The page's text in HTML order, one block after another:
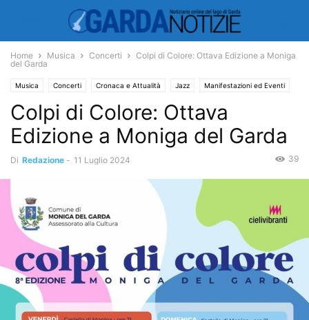
Home Musica Concerti
Colpi di Colore: Ottava Edizione a Moniga
del Garda
Musica Concerti Cronaca e Attualità Jazz Manifestazioni ed Eventi
Manifestazioni Spettacoli
Colpi di Colore: Ottava
Edizione a Moniga del Garda
Di Redazione - 11 Luglio 2024 39